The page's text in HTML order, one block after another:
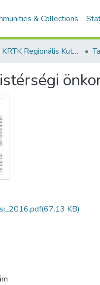
& Collections
ELTE KRTK Regionális Kutatások Intézete
(67.13 KB)